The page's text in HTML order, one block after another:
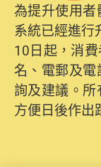
為提升使用
系統已經進行
10日起，消
名、電郵及
詢及建議。所
方便日後作出